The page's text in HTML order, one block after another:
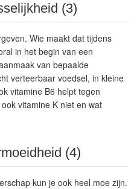
(3)
Wie maakt dat tijdens
in het begin van een
van bepaalde
verteerbaar voedsel, in kleine
vitamine B6 helpt tegen
vitamine K niet en wat
(4)
kun je ook heel moe zijn.